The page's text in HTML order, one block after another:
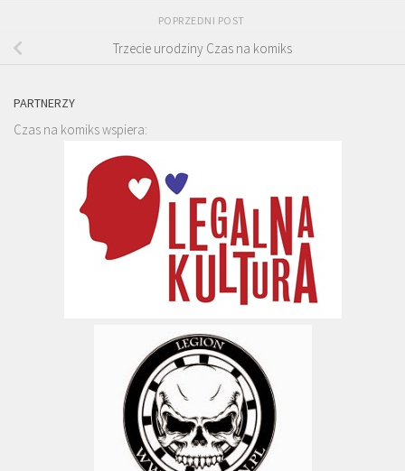
POPRZEDNI POST
Trzecie urodziny Czas na komiks
PARTNERZY
Czas na komiks wspiera: